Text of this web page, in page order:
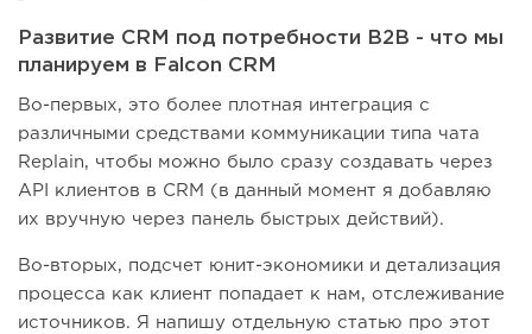
Развитие CRM под потребности B2B - что мы
планируем в Falcon CRM
Во-первых, это более плотная интеграция с
различными средствами коммуникации типа чата
Replain, чтобы можно было сразу создавать через
API клиентов в CRM (в данный момент я добавляю
их вручную через панель быстрых действий).
Во-вторых, подсчет юнит-экономики и детализация
процесса как клиент попадает к нам, отслеживание
источников. Я напишу отдельную статью про этот